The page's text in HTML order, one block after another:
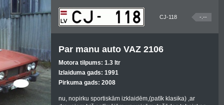
CJ-118 -.--
Par manu auto VAZ 2106
Motora tilpums: 1.3 ltr
Izlaiduma gads: 1991
Pirkuma gads: 2008
nu, nopirku sportiskām izklaidēm,(patīk klasika) ,ar